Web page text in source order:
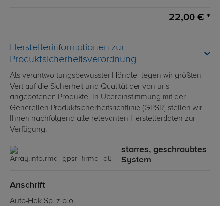
22,00 € *
Herstellerinformationen zur
Produktsicherheitsverordnung
Als verantwortungsbewusster Händler legen wir größten
Vert auf die Sicherheit und Qualität der von uns
angebotenen Produkte. In Übereinstimmung mit der
Generellen Produktsicherheitsrichtlinie (GPSR) stellen wir
Ihnen nachfolgend alle relevanten Herstellerdaten zur
Verfügung:
starres, geschraubtes
System
Anschrift
Auto-Hak Sp. z o.o.